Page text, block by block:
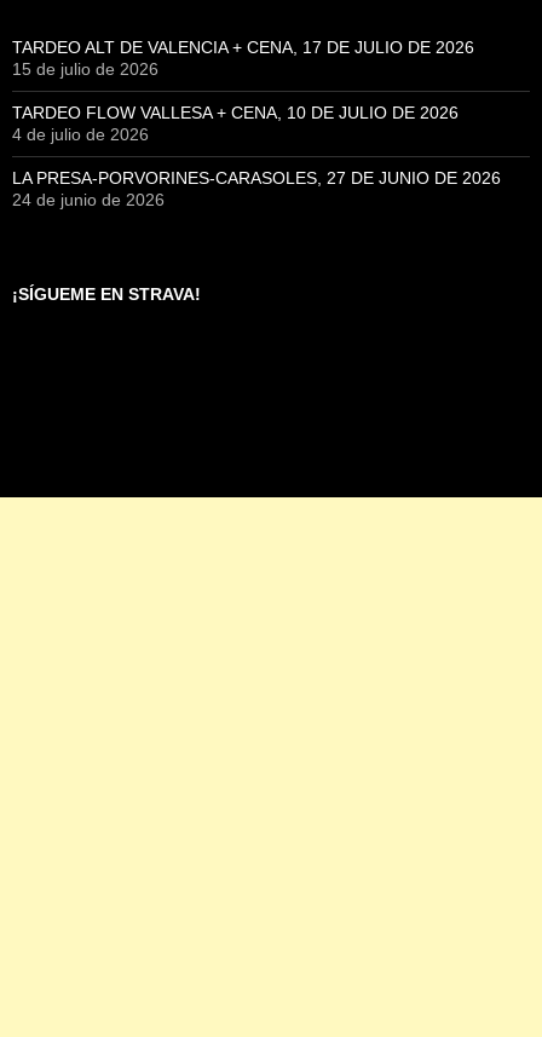
TARDEO ALT DE VALENCIA + CENA, 17 DE JULIO DE 2026
15 de julio de 2026
TARDEO FLOW VALLESA + CENA, 10 DE JULIO DE 2026
4 de julio de 2026
LA PRESA-PORVORINES-CARASOLES, 27 DE JUNIO DE 2026
24 de junio de 2026
¡SÍGUEME EN STRAVA!